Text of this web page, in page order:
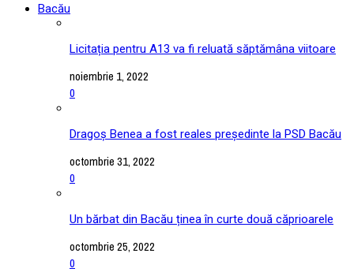
Bacău
Licitația pentru A13 va fi reluată săptămâna viitoare
noiembrie 1, 2022
0
Dragoș Benea a fost reales președinte la PSD Bacău
octombrie 31, 2022
0
Un bărbat din Bacău ținea în curte două căprioarele
octombrie 25, 2022
0